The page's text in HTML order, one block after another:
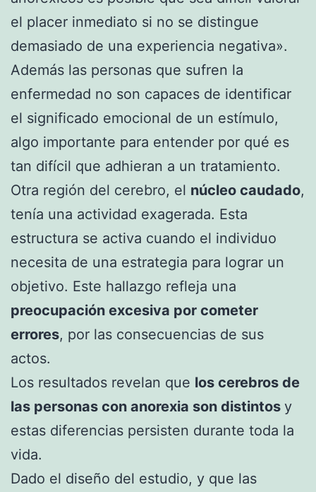
el placer inmediato si no se distingue
demasiado de una experiencia negativa».
Además las personas que sufren la
enfermedad no son capaces de identificar
el significado emocional de un estímulo,
algo importante para entender por qué es
tan difícil que adhieran a un tratamiento.
Otra región del cerebro, el núcleo caudado,
tenía una actividad exagerada. Esta
estructura se activa cuando el individuo
necesita de una estrategia para lograr un
objetivo. Este hallazgo refleja una
preocupación excesiva por cometer
errores, por las consecuencias de sus
actos.
Los resultados revelan que los cerebros de
las personas con anorexia son distintos y
estas diferencias persisten durante toda la
vida.
Dado el diseño del estudio, y que las